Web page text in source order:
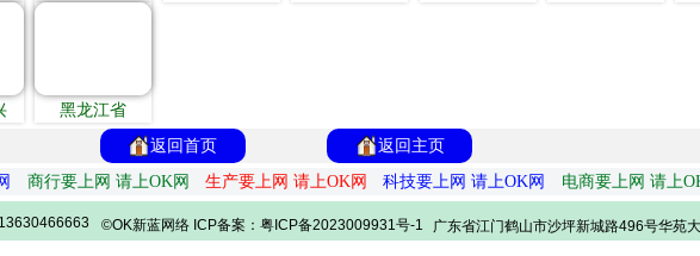
黑龙江省
返回首页
返回主页
商行要上网 请上OK网 生产要上网 请上OK网 科技要上网 请上OK网 电商要上网 请上
©OK新蓝网络 ICP备案：粤ICP备2023009931号-1 广东省江门鹤山市沙坪新城路496号华苑